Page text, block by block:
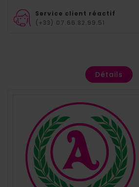
Service client réactif
(+33) 07.66.82.99.51
Détails